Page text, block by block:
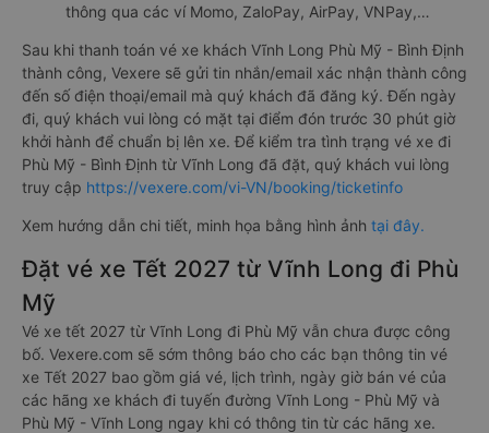
thông qua các ví Momo, ZaloPay, AirPay, VNPay,…
Sau khi thanh toán vé xe khách Vĩnh Long Phù Mỹ - Bình Định
thành công, Vexere sẽ gửi tin nhắn/email xác nhận thành công
đến số điện thoại/email mà quý khách đã đăng ký. Đến ngày
đi, quý khách vui lòng có mặt tại điểm đón trước 30 phút giờ
khởi hành để chuẩn bị lên xe. Để kiểm tra tình trạng vé xe đi
Phù Mỹ - Bình Định từ Vĩnh Long đã đặt, quý khách vui lòng
truy cập https://vexere.com/vi-VN/booking/ticketinfo
Xem hướng dẫn chi tiết, minh họa bằng hình ảnh tại đây.
Đặt vé xe Tết 2027 từ Vĩnh Long đi Phù
Mỹ
Vé xe tết 2027 từ Vĩnh Long đi Phù Mỹ vẫn chưa được công
bố. Vexere.com sẽ sớm thông báo cho các bạn thông tin vé
xe Tết 2027 bao gồm giá vé, lịch trình, ngày giờ bán vé của
các hãng xe khách đi tuyến đường Vĩnh Long - Phù Mỹ và
Phù Mỹ - Vĩnh Long ngay khi có thông tin từ các hãng xe.